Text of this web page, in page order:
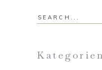
Kategorien